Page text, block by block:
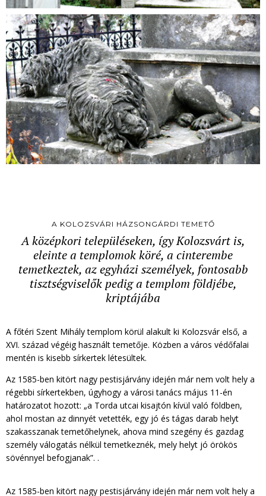
A KOLOZSVÁRI HÁZSONGÁRDI TEMETŐ
A középkori településeken, így Kolozsvárt is,
eleinte a templomok köré, a cinterembe
temetkeztek, az egyházi személyek, fontosabb
tisztségviselők pedig a templom földjébe,
kriptájába
A főtéri Szent Mihály templom körül alakult ki Kolozsvár első, a
XVI. század végéig használt temetője. Közben a város védőfalai
mentén is kisebb sírkertek létesültek.
Az 1585-ben kitört nagy pestisjárvány idején már nem volt hely a
régebbi sírkertekben, úgyhogy a városi tanács május 11-én
határozatot hozott: „a Torda utcai kisajtón kívül való földben,
ahol mostan az dinnyét vetették, egy jó és tágas darab helyt
szakasszanak temetőhelynek, ahova mind szegény és gazdag
személy válogatás nélkül temetkeznék, mely helyt jó örökös
sövénnyel befogjanak”. .
Az 1585-ben kitört nagy pestisjárvány idején már nem volt hely a